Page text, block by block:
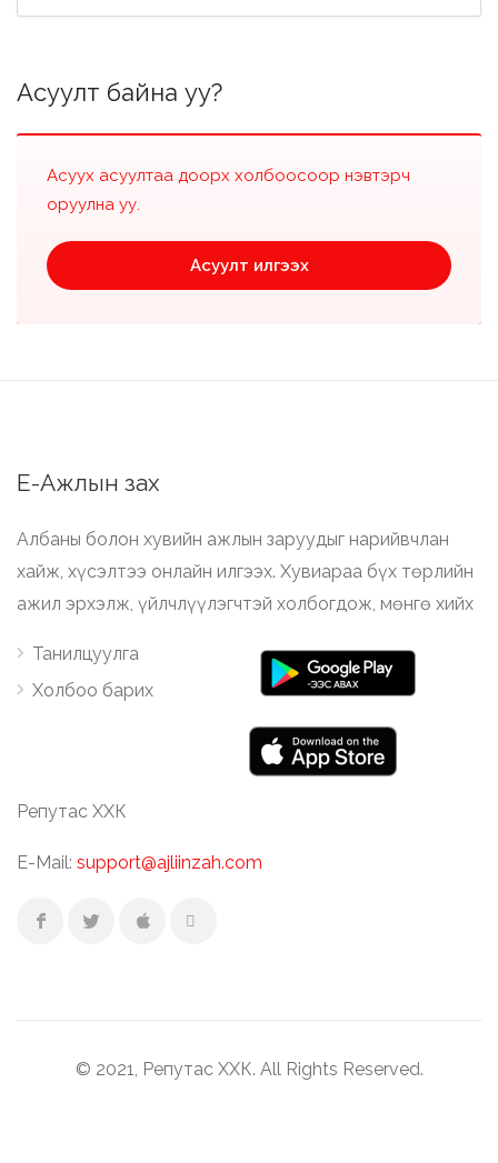
Асуулт байна уу?
Асуух асуултаа доорх холбоосоор нэвтэрч
оруулна уу.
Асуулт илгээх
Е-Ажлын зах
Албаны болон хувийн ажлын заруудыг нарийвчлан
хайж, хүсэлтээ онлайн илгээх. Хувиараа бүх төрлийн
ажил эрхэлж, үйлчлүүлэгчтэй холбогдож, мөнгө хийх
Танилцуулга
Холбоо барих
Репутас ХХК
E-Mail: support@ajliinzah.com
© 2021, Репутас ХХК. All Rights Reserved.